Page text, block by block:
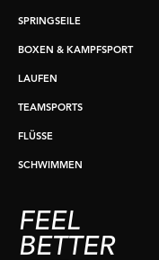
SPRINGSEILE
BOXEN & KAMPFSPORT
LAUFEN
TEAMSPORTS
FLÜSSE
SCHWIMMEN
FEEL
BETTER